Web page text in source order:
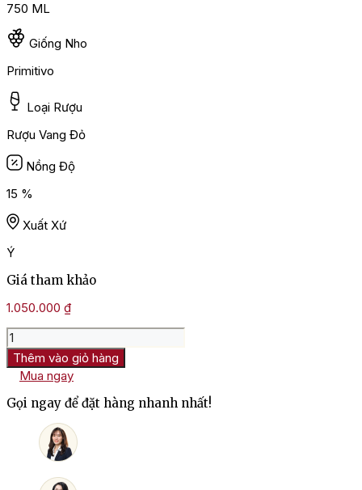
750 ML
Giống Nho
Primitivo
Loại Rượu
Rượu Vang Đỏ
Nồng Độ
15 %
Xuất Xứ
Ý
Giá tham khảo
1.050.000 ₫
Rượu
Vang
Ý
Montedidio
Papias
Primitivo
Manduria
Thêm vào giỏ hàng
Mua ngay
Gọi ngay để đặt hàng nhanh nhất!